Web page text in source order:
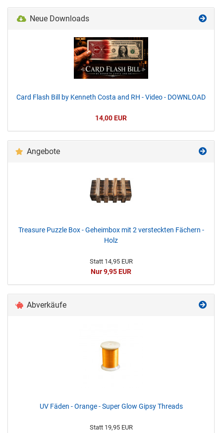
Neue Downloads
Card Flash Bill by Kenneth Costa and RH - Video - DOWNLOAD
14,00 EUR
Angebote
Treasure Puzzle Box - Geheimbox mit 2 versteckten Fächern -
Holz
Statt 14,95 EUR
Nur 9,95 EUR
Abverkäufe
UV Fäden - Orange - Super Glow Gipsy Threads
Statt 19,95 EUR